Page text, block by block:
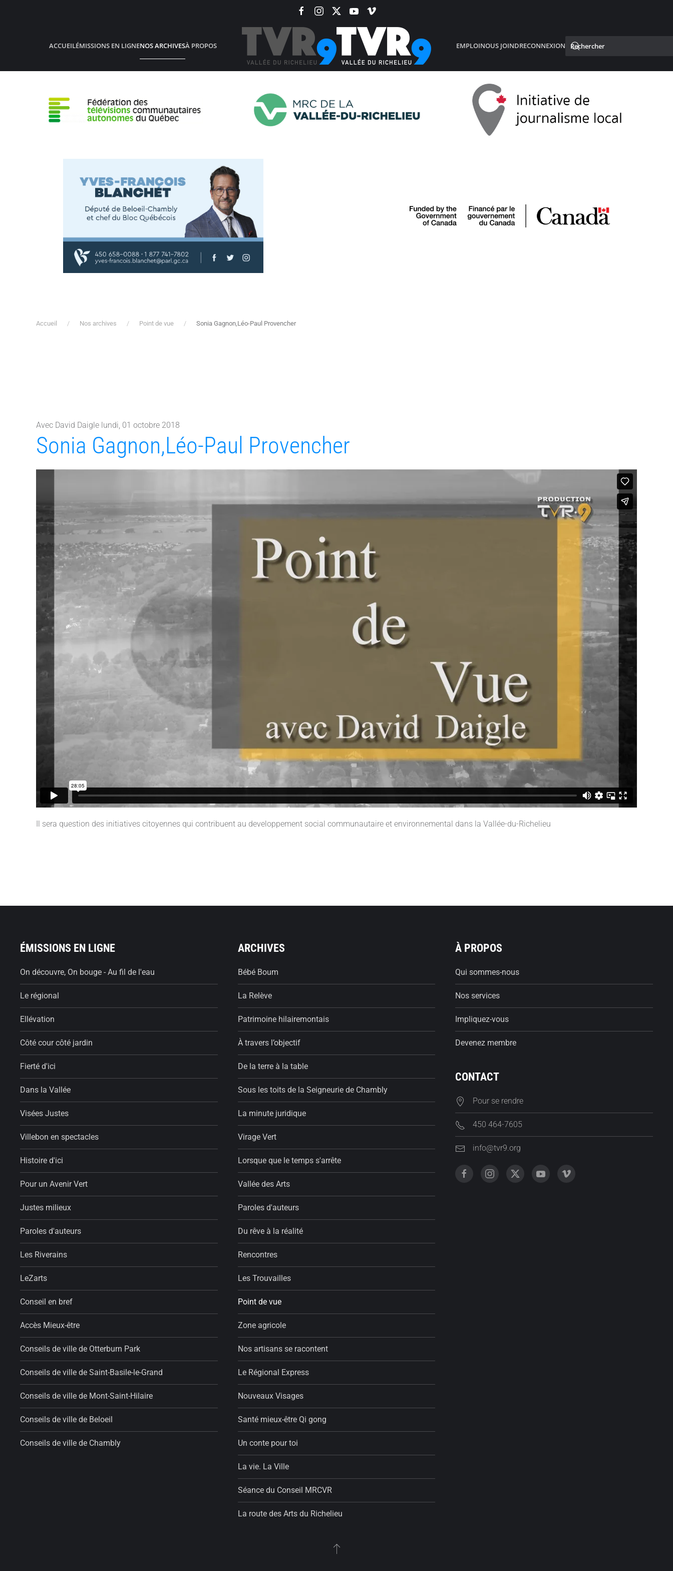
ACCUEILÉMISSIONS EN LIGNENOS ARCHIVESÀ PROPOS EMPLOINOUS JOINDRECONNEXION
Accueil Nos archives Point de vue Sonia Gagnon,Léo-Paul Provencher
Avec David Daigle lundi, 01 octobre 2018
Sonia Gagnon,Léo-Paul Provencher
Il sera question des initiatives citoyennes qui contribuent au developpement social communautaire et environnemental dans la Vallée-du-Richelieu
ÉMISSIONS EN LIGNE
On découvre, On bouge - Au fil de l'eau
Le régional
Ellévation
Côté cour côté jardin
Fierté d'ici
Dans la Vallée
Visées Justes
Villebon en spectacles
Histoire d'ici
Pour un Avenir Vert
Justes milieux
Paroles d'auteurs
Les Riverains
LeZarts
Conseil en bref
Accès Mieux-être
Conseils de ville de Otterburn Park
Conseils de ville de Saint-Basile-le-Grand
Conseils de ville de Mont-Saint-Hilaire
Conseils de ville de Beloeil
Conseils de ville de Chambly
ARCHIVES
Bébé Boum
La Relève
Patrimoine hilairemontais
À travers l’objectif
De la terre à la table
Sous les toits de la Seigneurie de Chambly
La minute juridique
Virage Vert
Lorsque que le temps s'arrête
Vallée des Arts
Paroles d'auteurs
Du rêve à la réalité
Rencontres
Les Trouvailles
Point de vue
Zone agricole
Nos artisans se racontent
Le Régional Express
Nouveaux Visages
Santé mieux-être Qi gong
Un conte pour toi
La vie. La Ville
Séance du Conseil MRCVR
La route des Arts du Richelieu
À PROPOS
Qui sommes-nous
Nos services
Impliquez-vous
Devenez membre
CONTACT
Pour se rendre
450 464-7605
info@tvr9.org